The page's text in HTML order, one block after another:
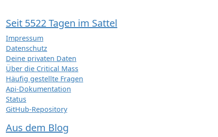
Seit 5522 Tagen im Sattel
Impressum
Datenschutz
Deine privaten Daten
Über die Critical Mass
Häufig gestellte Fragen
Api-Dokumentation
Status
GitHub-Repository
Aus dem Blog